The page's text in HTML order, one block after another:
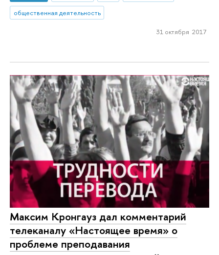
общественная деятельность
31 октября 2017
Максим Кронгауз дал комментарий
телеканалу «Настоящее время» о
проблеме преподавания